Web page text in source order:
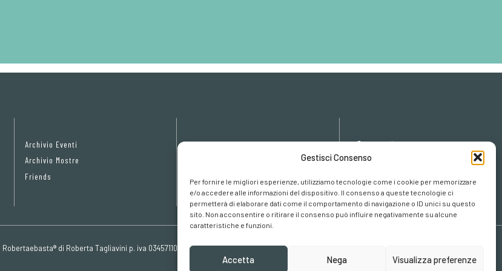
Gestisci Consenso
Per fornire le migliori esperienze, utilizziamo tecnologie come i cookie per memorizzare
e/o accedere alle informazioni del dispositivo. Il consenso a queste tecnologie ci
permetterà di elaborare dati come il comportamento di navigazione o ID unici su questo
sito. Non acconsentire o ritirare il consenso può influire negativamente su alcune
caratteristiche e funzioni.
Accetta Nega Visualizza preferenze
Archivio Eventi
Archivio Mostre
Friends
Privacy Policy
Robertaebasta® di Roberta Tagliavini p. iva 03457110157